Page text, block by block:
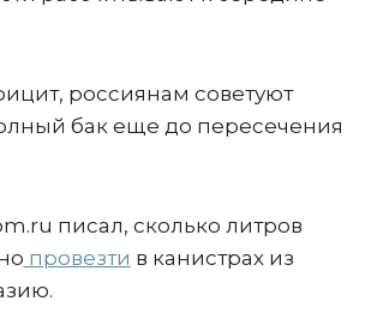
россиянам советуют
бак еще до пересечения
писал, сколько литров
провезти в канистрах из